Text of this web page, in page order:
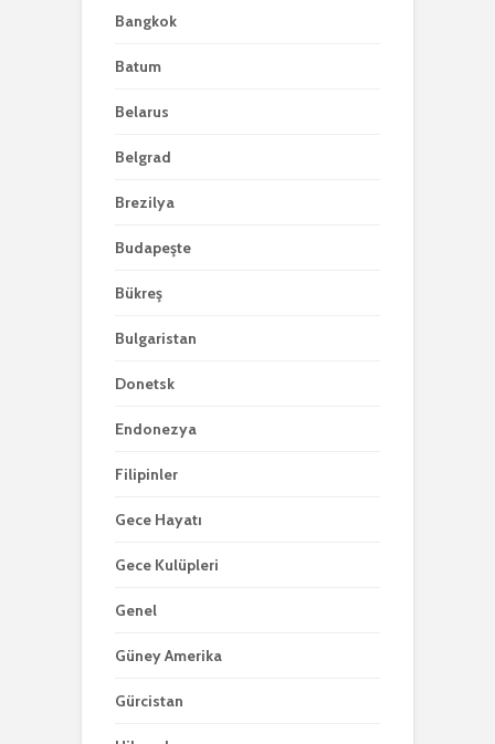
Bangkok
Batum
Belarus
Belgrad
Brezilya
Budapeşte
Bükreş
Bulgaristan
Donetsk
Endonezya
Filipinler
Gece Hayatı
Gece Kulüpleri
Genel
Güney Amerika
Gürcistan